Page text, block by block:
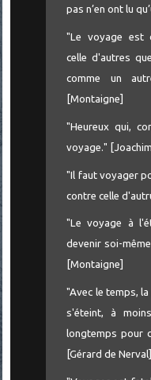
pas n’en ont lu
"Le voyage est
celle d'autres
comme un
[Montaigne]
"Heureux qui,
voyage."
"Il faut voyager
contre celle
"Le voyage à
devenir soi-
[Montaigne]
"Avec le temps,
s'éteint, à
longtemps pour
[Gérard de Nerval]